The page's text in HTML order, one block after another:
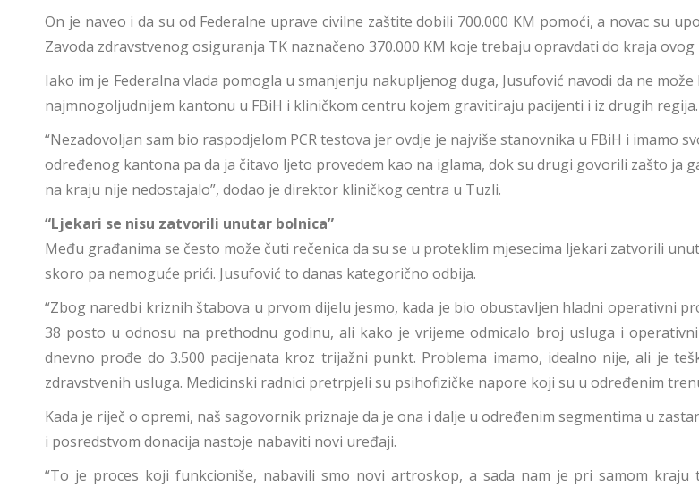
On je naveo i da su od Federalne uprave civilne zaštite dobili 700.000 KM pomoći, a novac su
Zavoda zdravstvenog osiguranja TK naznačeno 370.000 KM koje trebaju opravdati do kraja ovog
Iako im je Federalna vlada pomogla u smanjenju nakupljenog duga, Jusufović navodi da ne
najmnogoljudnijem kantonu u FBiH i kliničkom centru kojem gravitiraju pacijenti i iz drugih regija.
“Nezadovoljan sam bio raspodjelom PCR testova jer ovdje je najviše stanovnika u FBiH i imamo
određenog kantona pa da ja čitavo ljeto provedem kao na iglama, dok su drugi govorili zašto ja
na kraju nije nedostajalo”, dodao je direktor kliničkog centra u Tuzli.
“Ljekari se nisu zatvorili unutar bolnica”
Među građanima se često može čuti rečenica da su se u proteklim mjesecima ljekari zatvorili
skoro pa nemoguće prići. Jusufović to danas kategorično odbija.
“Zbog naredbi kriznih štabova u prvom dijelu jesmo, kada je bio obustavljen hladni operativni
38 posto u odnosu na prethodnu godinu, ali kako je vrijeme odmicalo broj usluga i
dnevno prođe do 3.500 pacijenata kroz trijažni punkt. Problema imamo, idealno nije, ali je
zdravstvenih usluga. Medicinski radnici pretrpjeli su psihofizičke napore koji su u određenim
Kada je riječ o opremi, naš sagovornik priznaje da je ona i dalje u određenim segmentima u
i posredstvom donacija nastoje nabaviti novi uređaji.
“To je proces koji funkcioniše, nabavili smo novi artroskop, a sada nam je pri samom